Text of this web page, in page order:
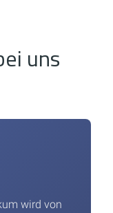
uns
wird von